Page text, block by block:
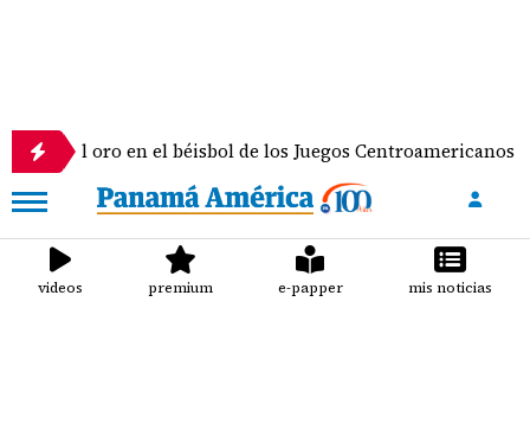
el oro en el béisbol de los Juegos Centroamericanos y del
videos premium e-papper mis noticias